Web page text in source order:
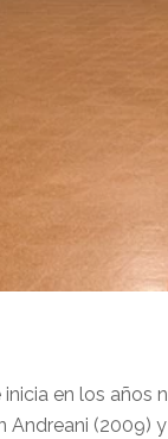
en los años
Andreani (2009)